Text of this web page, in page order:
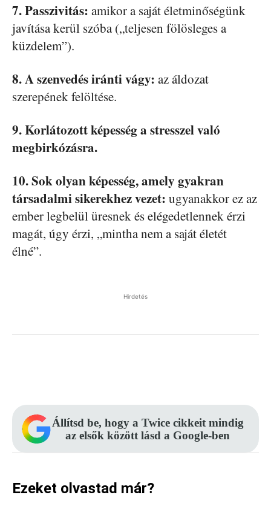
7. Passzivitás: amikor a saját életminőségünk
javítása kerül szóba („teljesen fölösleges a
küzdelem”).
8. A szenvedés iránti vágy: az áldozat
szerepének felöltése.
9. Korlátozott képesség a stresszel való
megbirkózásra.
10. Sok olyan képesség, amely gyakran
társadalmi sikerekhez vezet: ugyanakkor ez az
ember legbelül üresnek és elégedetlennek érzi
magát, úgy érzi, „mintha nem a saját életét
élné”.
Hirdetés
Állítsd be, hogy a Twice cikkeit mindig
az elsők között lásd a Google-ben
Ezeket olvastad már?